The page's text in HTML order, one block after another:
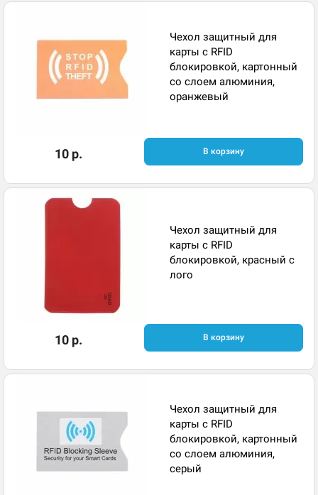
Чехол защитный для
карты с RFID
блокировкой, картонный
со слоем алюминия,
оранжевый
10 р. В корзину
Чехол защитный для
карты с RFID
блокировкой, красный с
лого
10 р. В корзину
Чехол защитный для
карты с RFID
блокировкой, картонный
со слоем алюминия,
серый